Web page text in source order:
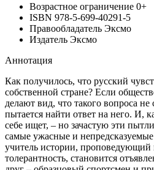
Возрастное ограничение 0+
ISBN 978-5-699-40291-5
Правообладатель Эксмо
Издатель Эксмо
Аннотация
Как получилось, что русский
собственной стране? Если
делают вид, что такого вопроса
пытается найти ответ на него. И,
себе ищет, – но зачастую эти
самые ужасные и
учитель истории, проповедующий
толерантность, становится